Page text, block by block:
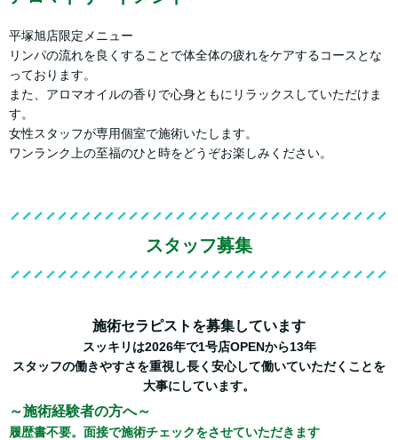
平塚旭店限定メニュー
リンパの流れを良くすることで体全体の疲れをケアするコースとな
っております。
また、アロマオイルの香りで心身ともにリラックスしていただけま
す。
女性スタッフが専用個室で施術いたします。
ワンランク上の至福のひと時をどうぞお楽しみください。
スタッフ募集
施術セラピストを募集しています
スッキリは2026年で1号店OPENから13年
スタッフの働きやすさを重視し長く安心して働いていただくことを
大事にしています。
～施術経験者の方へ～
履歴書不要。面接で施術チェックをさせていただきます